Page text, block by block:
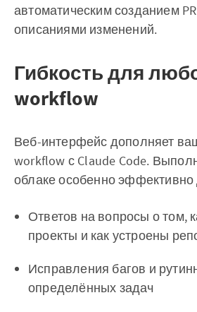
автоматическим созданием
описаниями изменений.
Гибкость для
workflow
Веб-интерфейс дополняет
workflow с Claude Code.
облаке особенно эффективно
Ответов на вопросы о том,
проекты и как устроены
Исправления багов и
определённых задач